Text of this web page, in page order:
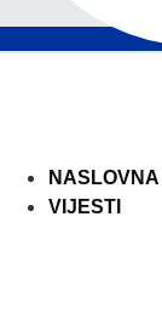
NASLOVNA
VIJESTI